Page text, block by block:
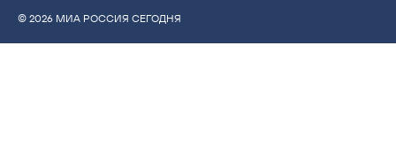
© 2026 МИА РОССИЯ СЕГОДНЯ